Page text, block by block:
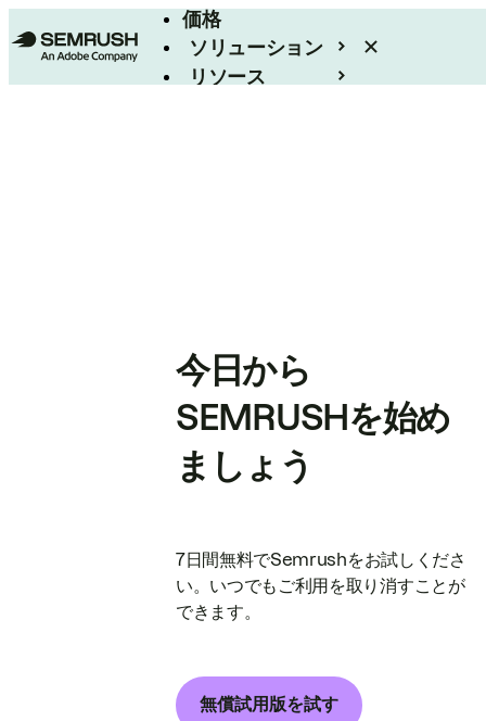
価格
ソリューション
リソース
今日から
SEMRUSHを始め
ましょう
7日間無料でSemrushをお試しくださ
い。いつでもご利用を取り消すことが
できます。
無償試用版を試す